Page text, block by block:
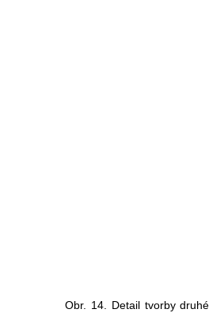
Obr. 14. Detail tvorby